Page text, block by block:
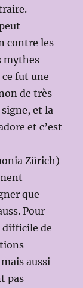
contre les
mythes
fut une
de très
et la
et c’est
Zürich)
que
Pour
difficile de
aussi
pas